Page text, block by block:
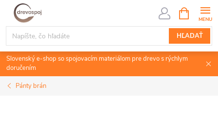
Prejsť
obsah
HĽADAŤ
KOŠÍK
Slovenský e-shop so spojovacím materiálom pre drevo s rýchlym
doručením
Pánty brán